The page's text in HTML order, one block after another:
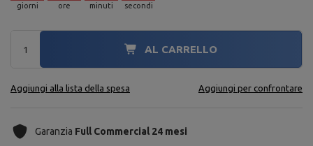
giorni ore minuti secondi
AL CARRELLO
Aggiungi alla lista della spesa Aggiungi per confrontare
Garanzia Full Commercial 24 mesi